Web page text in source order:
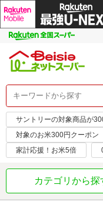
サントリーの対象商品が
対象のお米300円クーポン
家計応援！お米5倍
カテゴリから探